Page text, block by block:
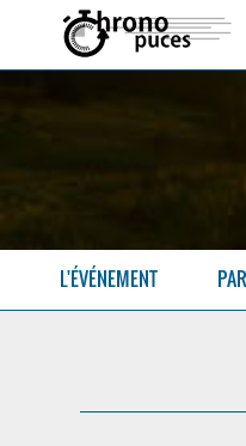
L'ÉVÉNEMENT